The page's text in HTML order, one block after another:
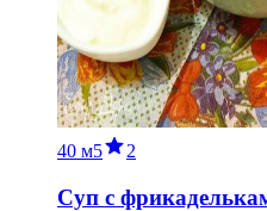
40 м5 2
Суп с